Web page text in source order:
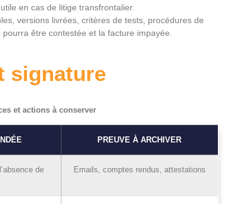
en cas de litige transfrontalier.
versions livrées, critères de tests, procédures de
être contestée et la facture impayée.
signature
et actions à conserver
PREUVE À ARCHIVER
de
Emails, comptes rendus, attestations